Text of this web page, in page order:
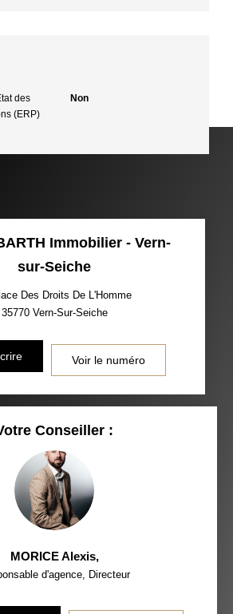
des
(ERP)
Non
Immobilier - Vern-
sur-Seiche
Des Droits De L'Homme
35770 Vern-Sur-Seiche
Voir le numéro
Conseiller :
MORICE Alexis,
d'agence, Directeur